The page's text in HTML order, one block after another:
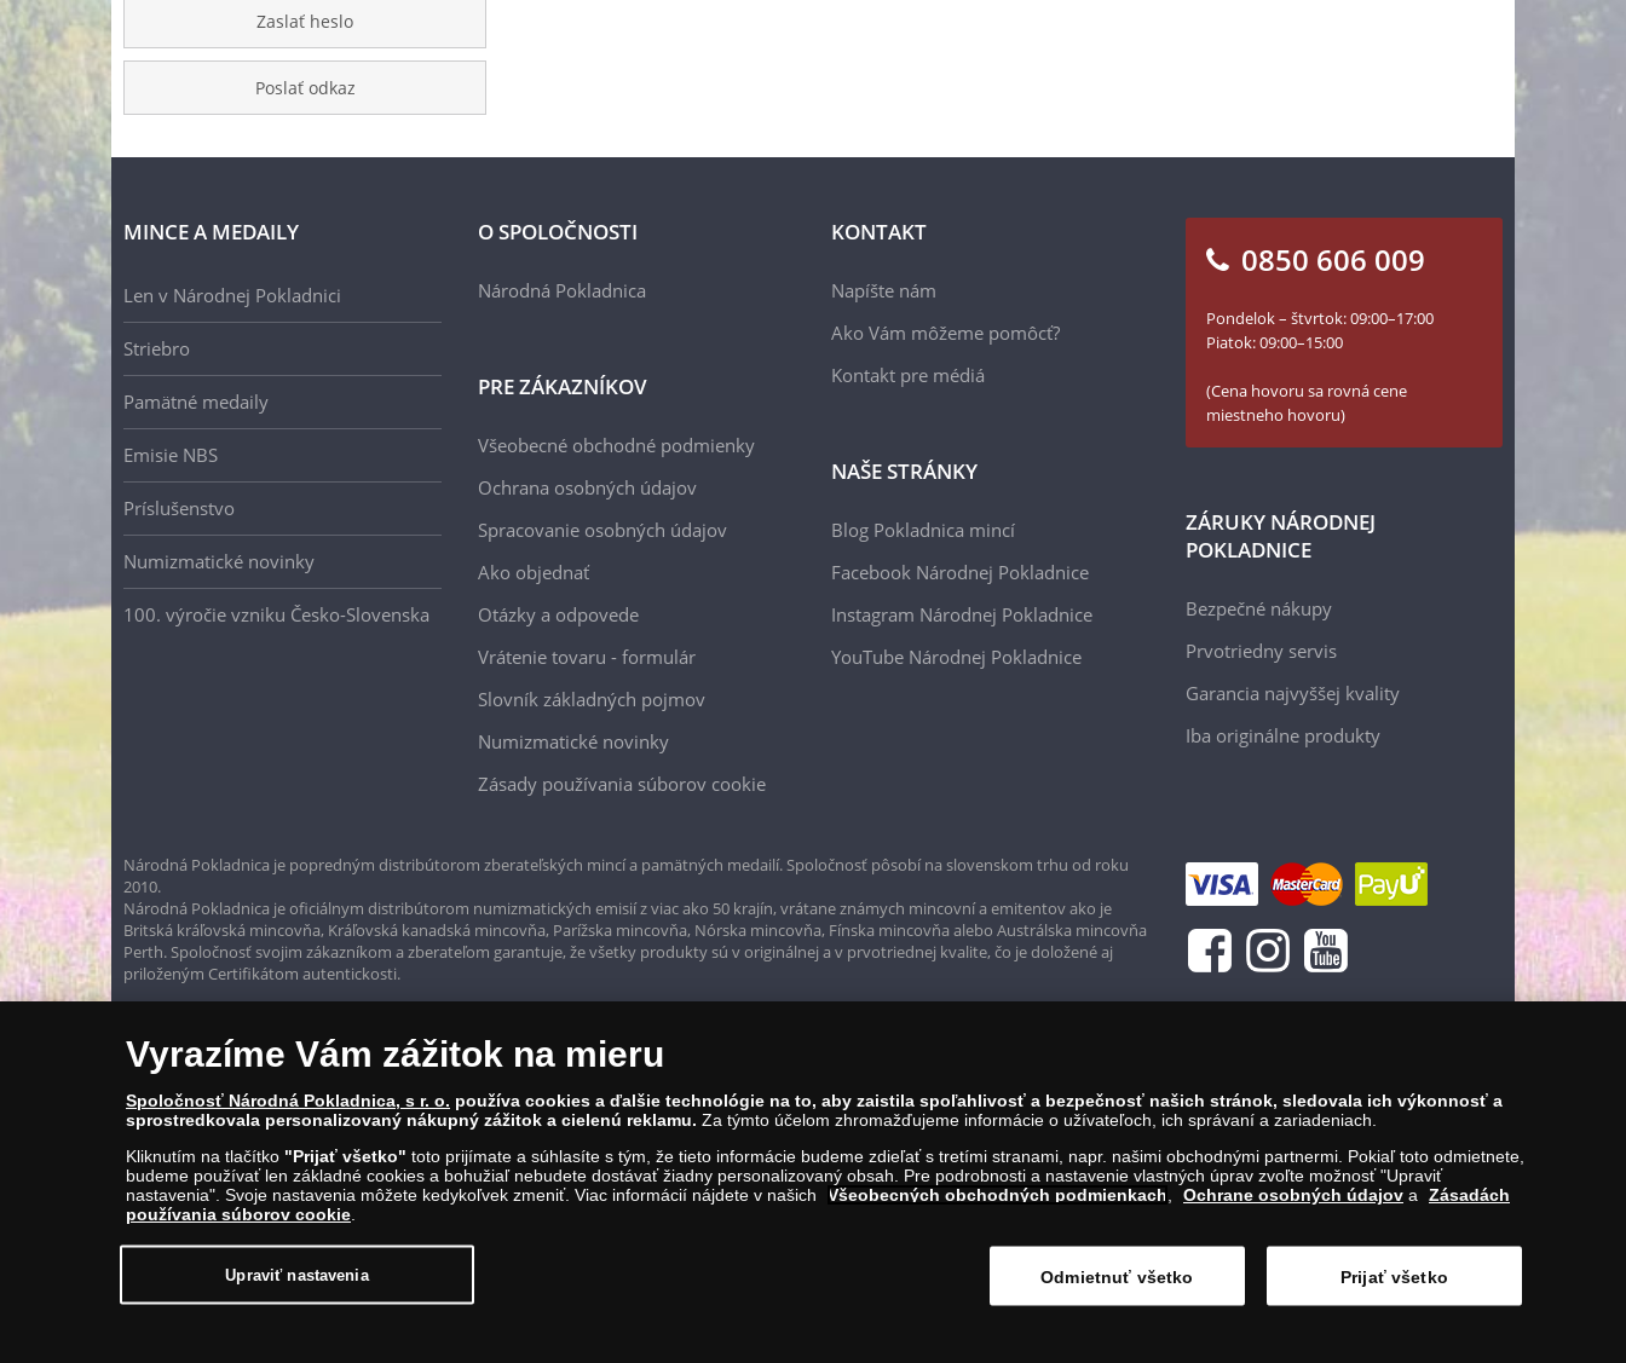
Zaslať heslo
Poslať odkaz
MINCE A MEDAILY
Len v Národnej Pokladnici
Striebro
Pamätné medaily
Emisie NBS
Príslušenstvo
Numizmatické novinky
100. výročie vzniku Česko-Slovenska
O SPOLOČNOSTI
Národná Pokladnica
PRE ZÁKAZNÍKOV
Všeobecné obchodné podmienky
Ochrana osobných údajov
Spracovanie osobných údajov
Ako objednať
Otázky a odpovede
Vrátenie tovaru - formulár
Slovník základných pojmov
Numizmatické novinky
Zásady používania súborov cookie
KONTAKT
Napíšte nám
Ako Vám môžeme pomôcť?
Kontakt pre médiá
NAŠE STRÁNKY
Blog Pokladnica mincí
Facebook Národnej Pokladnice
Instagram Národnej Pokladnice
YouTube Národnej Pokladnice
0850 606 009
Pondelok – štvrtok: 09:00–17:00
Piatok: 09:00–15:00
(Cena hovoru sa rovná cene
miestneho hovoru)
ZÁRUKY NÁRODNEJ
POKLADNICE
Bezpečné nákupy
Prvotriedny servis
Garancia najvyššej kvality
Iba originálne produkty
Národná Pokladnica je popredným distribútorom zberateľských mincí a pamätných medailí. Spoločnosť pôsobí na slovenskom trhu od roku
2010.
Národná Pokladnica je oficiálnym distribútorom numizmatických emisií z viac ako 50 krajín, vrátane známych mincovní a emitentov ako je
Britská kráľovská mincovňa, Kráľovská kanadská mincovňa, Parížska mincovňa, Nórska mincovňa, Fínska mincovňa alebo Austrálska mincovňa
Perth. Spoločnosť svojim zákazníkom a zberateľom garantuje, že všetky produkty sú v originálnej a v prvotriednej kvalite, čo je doložené aj
priloženým Certifikátom autentickosti.
E-mail: info@narodnapokladnica.sk, www.narodnapokladnica.sk; IČO: 45 480 206, DIČ: SK2023004302
Vyrazíme Vám zážitok na mieru
Spoločnosť Národná Pokladnica, s r. o. používa cookies a ďalšie technológie na to, aby zaistila spoľahlivosť a bezpečnosť našich stránok, sledovala ich výkonnosť a
sprostredkovala personalizovaný nákupný zážitok a cielenú reklamu. Za týmto účelom zhromažďujeme informácie o užívateľoch, ich správaní a zariadeniach.
Kliknutím na tlačítko "Prijať všetko" toto prijímate a súhlasíte s tým, že tieto informácie budeme zdieľať s tretími stranami, napr. našimi obchodnými partnermi. Pokiaľ toto odmietnete,
budeme používať len základné cookies a bohužiaľ nebudete dostávať žiadny personalizovaný obsah. Pre podrobnosti a nastavenie vlastných úprav zvoľte možnosť "Upraviť
nastavenia". Svoje nastavenia môžete kedykoľvek zmeniť. Viac informácií nájdete v našich
Všeobecných obchodných podmienkach Ochrane osobných údajov a
Zásadách
používania súborov cookie
Upraviť nastavenia Odmietnuť všetko Prijať všetko